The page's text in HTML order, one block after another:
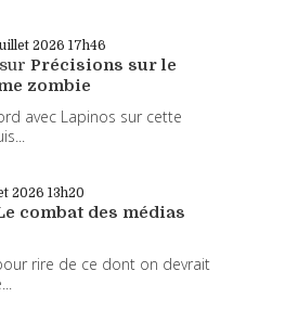
2026 17h46
sur Précisions sur le
zombie
avec Lapinos sur cette
2026 13h20
combat des médias
rire de ce dont on devrait